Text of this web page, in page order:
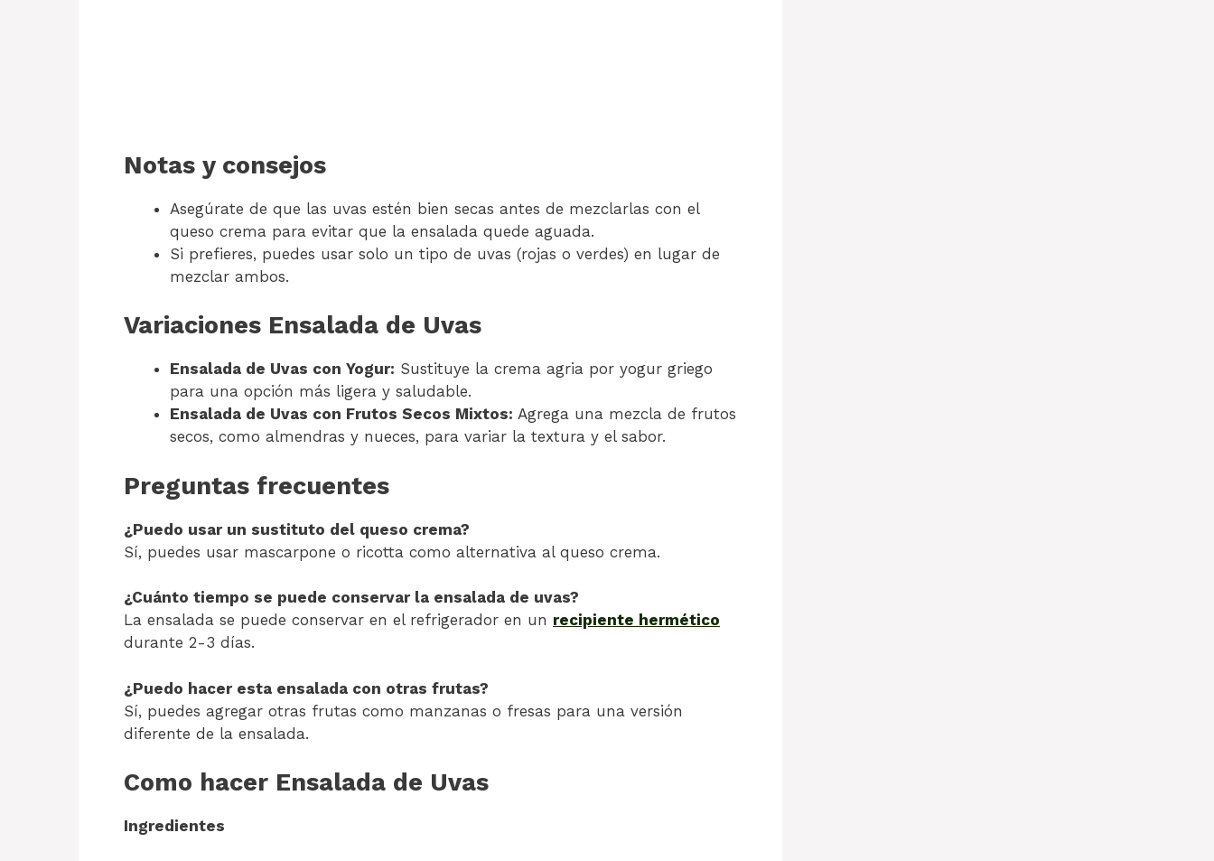
Notas y consejos
Asegúrate de que las uvas estén bien secas antes de mezclarlas con el
queso crema para evitar que la ensalada quede aguada.
Si prefieres, puedes usar solo un tipo de uvas (rojas o verdes) en lugar de
mezclar ambos.
Variaciones Ensalada de Uvas
Ensalada de Uvas con Yogur: Sustituye la crema agria por yogur griego
para una opción más ligera y saludable.
Ensalada de Uvas con Frutos Secos Mixtos: Agrega una mezcla de frutos
secos, como almendras y nueces, para variar la textura y el sabor.
Preguntas frecuentes
¿Puedo usar un sustituto del queso crema?
Sí, puedes usar mascarpone o ricotta como alternativa al queso crema.
¿Cuánto tiempo se puede conservar la ensalada de uvas?
La ensalada se puede conservar en el refrigerador en un recipiente hermético
durante 2-3 días.
¿Puedo hacer esta ensalada con otras frutas?
Sí, puedes agregar otras frutas como manzanas o fresas para una versión
diferente de la ensalada.
Como hacer Ensalada de Uvas
Ingredientes